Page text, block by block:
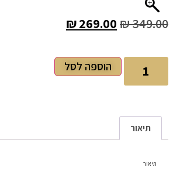
₪349.00
₪269.00
הוספה לסל
תיאור
תיאור